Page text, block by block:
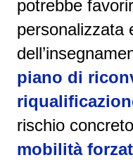
potrebbe
personalizzata
piano di
rischio
mobilità